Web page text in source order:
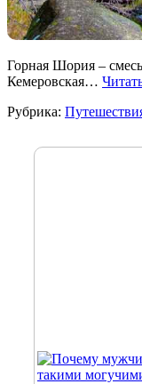
Горная Шория –
Кемеровская…
Рубрика: